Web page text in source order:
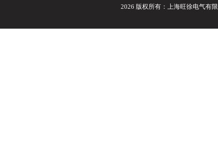
2026 版权所有：上海旺徐电气有